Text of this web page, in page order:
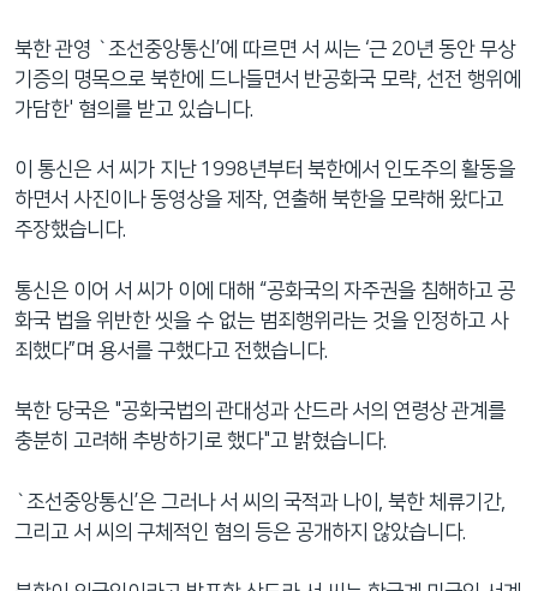
등
북한 관영 `조선중앙통신’에 따르면 서 씨는 ‘근 20년 동안 무상
기증의 명목으로 북한에 드나들면서 반공화국 모략, 선전 행위에
가담한' 혐의를 받고 있습니다.
이 통신은 서 씨가 지난 1998년부터 북한에서 인도주의 활동을
하면서 사진이나 동영상을 제작, 연출해 북한을 모략해 왔다고
주장했습니다.
통신은 이어 서 씨가 이에 대해 “공화국의 자주권을 침해하고 공
화국 법을 위반한 씻을 수 없는 범죄행위라는 것을 인정하고 사
죄했다”며 용서를 구했다고 전했습니다.
북한 당국은 "공화국법의 관대성과 산드라 서의 연령상 관계를
충분히 고려해 추방하기로 했다"고 밝혔습니다.
`조선중앙통신’은 그러나 서 씨의 국적과 나이, 북한 체류기간,
그리고 서 씨의 구체적인 혐의 등은 공개하지 않았습니다.